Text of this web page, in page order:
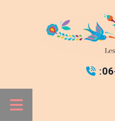
 :